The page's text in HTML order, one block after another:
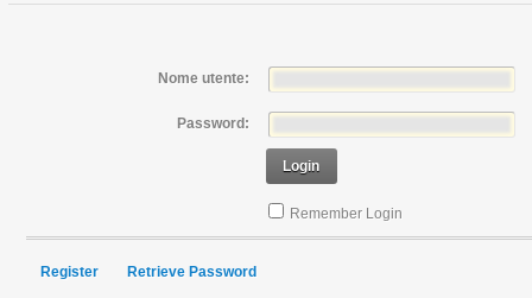
Nome utente:
Password:
Login
Remember Login
Register Retrieve Password